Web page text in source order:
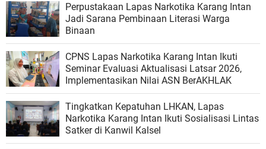
Perpustakaan Lapas Narkotika Karang Intan
Jadi Sarana Pembinaan Literasi Warga
Binaan
CPNS Lapas Narkotika Karang Intan Ikuti
Seminar Evaluasi Aktualisasi Latsar 2026,
Implementasikan Nilai ASN BerAKHLAK
Tingkatkan Kepatuhan LHKAN, Lapas
Narkotika Karang Intan Ikuti Sosialisasi Lintas
Satker di Kanwil Kalsel